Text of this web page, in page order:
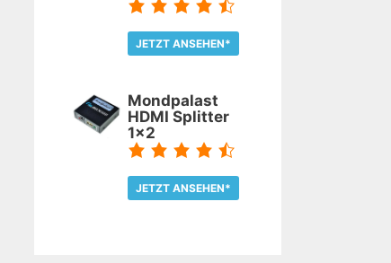
JETZT ANSEHEN*
Mondpalast
HDMI Splitter
1x2
JETZT ANSEHEN*